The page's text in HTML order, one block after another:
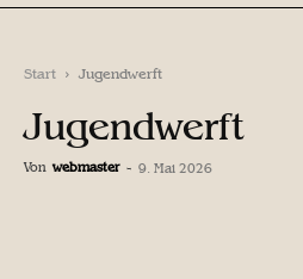
Start Jugendwerft
Jugendwerft
Von webmaster - 9. Mai 2026